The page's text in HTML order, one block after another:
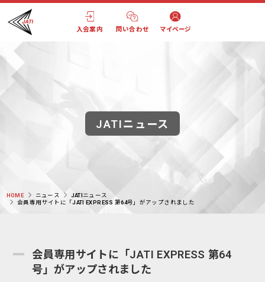
入会案内 問い合わせ マイページ
JATIニュース
HOME ニュース
JATIニュース
会員専用サイトに「JATI EXPRESS 第64号」がアップされました
会員専用サイトに「JATI EXPRESS 第64
号」がアップされました